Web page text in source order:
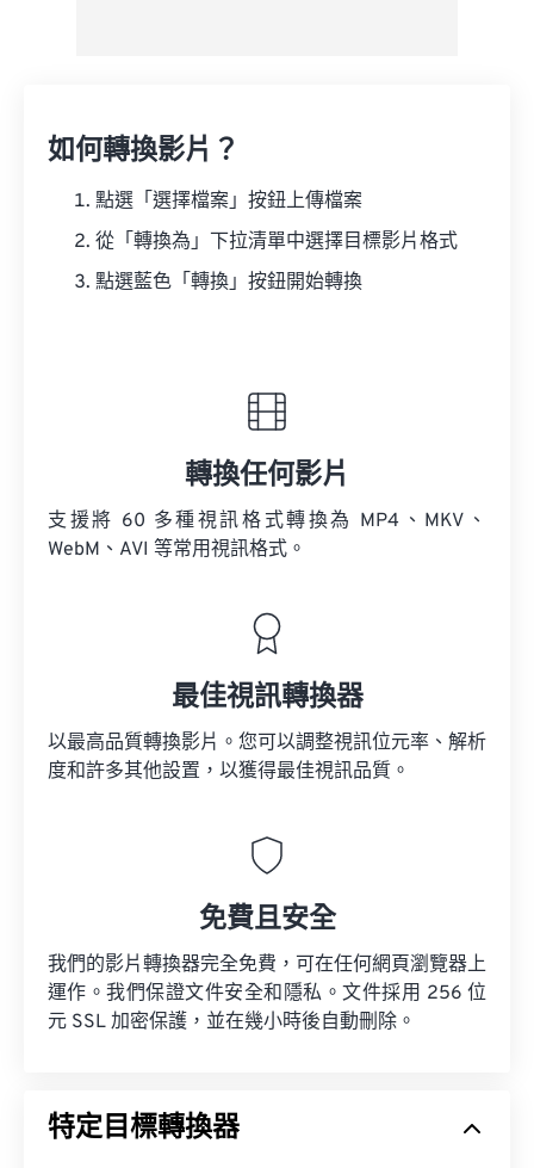
如何轉換影片？
點選「選擇檔案」按鈕上傳檔案
從「轉換為」下拉清單中選擇目標影片格式
點選藍色「轉換」按鈕開始轉換
轉換任何影片
支援將 60 多種視訊格式轉換為 MP4、MKV、
WebM、AVI 等常用視訊格式。
最佳視訊轉換器
以最高品質轉換影片。您可以調整視訊位元率、解析
度和許多其他設置，以獲得最佳視訊品質。
免費且安全
我們的影片轉換器完全免費，可在任何網頁瀏覽器上
運作。我們保證文件安全和隱私。文件採用 256 位
元 SSL 加密保護，並在幾小時後自動刪除。
特定目標轉換器